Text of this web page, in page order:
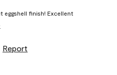
finish! Excellent
Report